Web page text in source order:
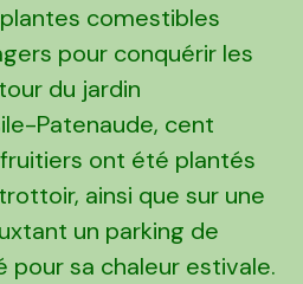
comestibles
pour conquérir les
du jardin
Patenaude, cent
ont été plantés
ainsi que sur une
un parking de
sa chaleur estivale.